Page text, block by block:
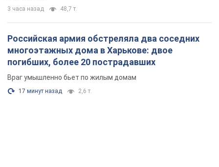
3 часа назад 48,7 т.
Российская армия обстреляла два соседних
многоэтажных дома в Харькове: двое
погибших, более 20 пострадавших
Враг умышленно бьет по жилым домам
17 минут назад 2,6 т.